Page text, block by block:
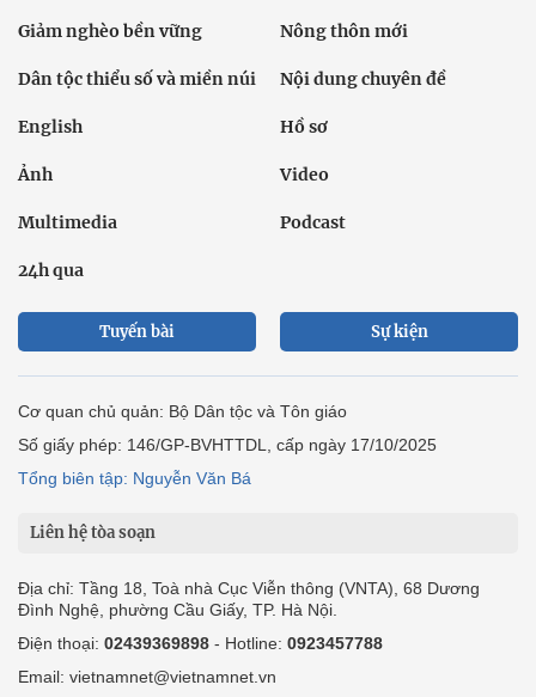
Giảm nghèo bền vững Nông thôn mới
Dân tộc thiểu số và miền núi Nội dung chuyên đề
English Hồ sơ
Ảnh Video
Multimedia Podcast
24h qua
Tuyến bài Sự kiện
Cơ quan chủ quản: Bộ Dân tộc và Tôn giáo
Số giấy phép: 146/GP-BVHTTDL, cấp ngày 17/10/2025
Tổng biên tập: Nguyễn Văn Bá
Liên hệ tòa soạn
Địa chỉ: Tầng 18, Toà nhà Cục Viễn thông (VNTA), 68 Dương
Đình Nghệ, phường Cầu Giấy, TP. Hà Nội.
Điện thoại: 02439369898 - Hotline: 0923457788
Email: vietnamnet@vietnamnet.vn